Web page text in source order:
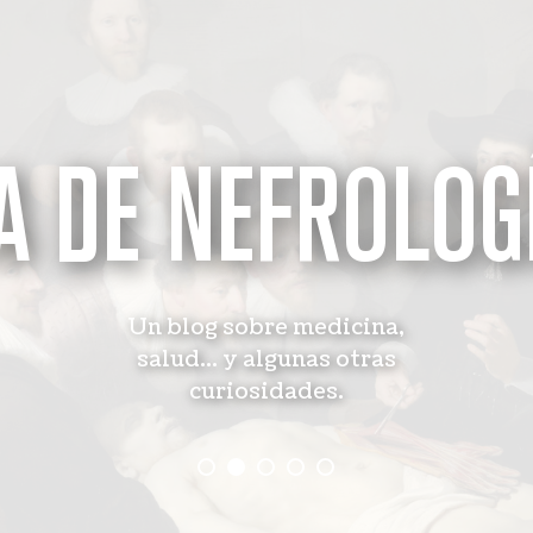
DE
Un blog sobre medicina,
salud... y algunas otras
curiosidades.